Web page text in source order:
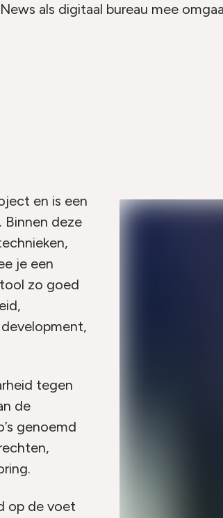
als digitaal bureau mee
en is een
deze
je een
zo goed
tegen
de
genoemd
op de voet